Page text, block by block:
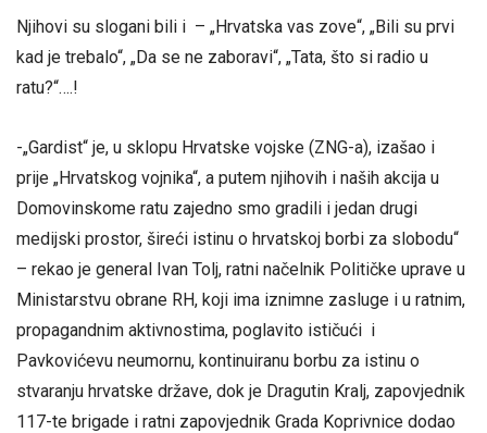
Njihovi su slogani bili i – „Hrvatska vas zove“, „Bili su prvi
kad je trebalo“, „Da se ne zaboravi“, „Tata, što si radio u
ratu?“….!
-„Gardist“ je, u sklopu Hrvatske vojske (ZNG-a), izašao i
prije „Hrvatskog vojnika“, a putem njihovih i naših akcija u
Domovinskome ratu zajedno smo gradili i jedan drugi
medijski prostor, šireći istinu o hrvatskoj borbi za slobodu“
– rekao je general Ivan Tolj, ratni načelnik Političke uprave u
Ministarstvu obrane RH, koji ima iznimne zasluge i u ratnim,
propagandnim aktivnostima, poglavito ističući i
Pavkovićevu neumornu, kontinuiranu borbu za istinu o
stvaranju hrvatske države, dok je Dragutin Kralj, zapovjednik
117-te brigade i ratni zapovjednik Grada Koprivnice dodao